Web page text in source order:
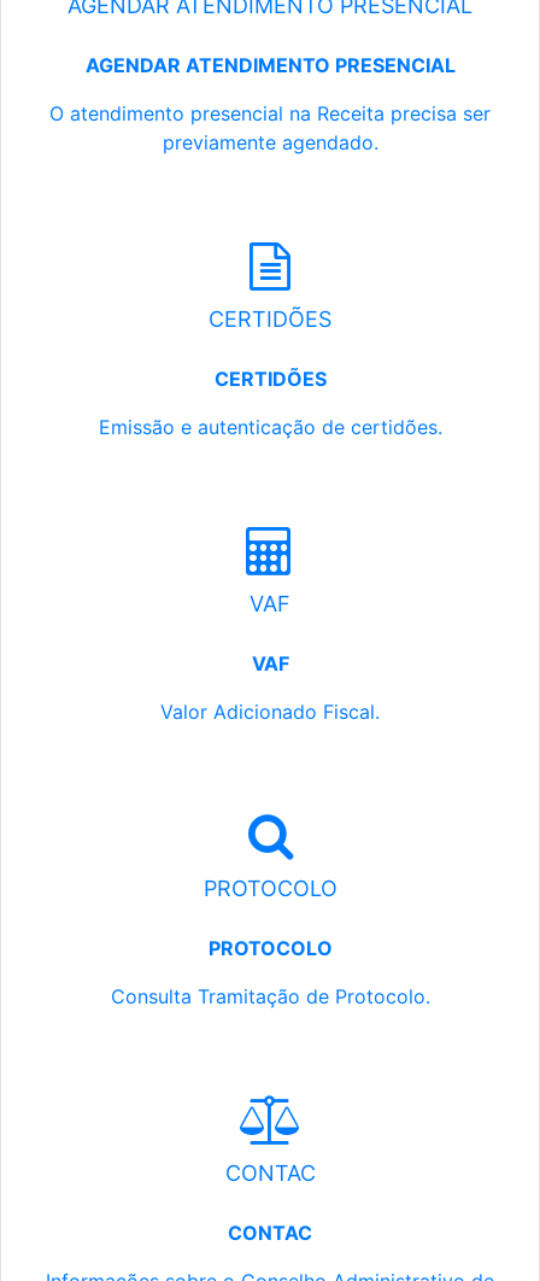
AGENDAR ATENDIMENTO PRESENCIAL
AGENDAR ATENDIMENTO PRESENCIAL
O atendimento presencial na Receita precisa ser
previamente agendado.
CERTIDÕES
CERTIDÕES
Emissão e autenticação de certidões.
VAF
VAF
Valor Adicionado Fiscal.
PROTOCOLO
PROTOCOLO
Consulta Tramitação de Protocolo.
CONTAC
CONTAC